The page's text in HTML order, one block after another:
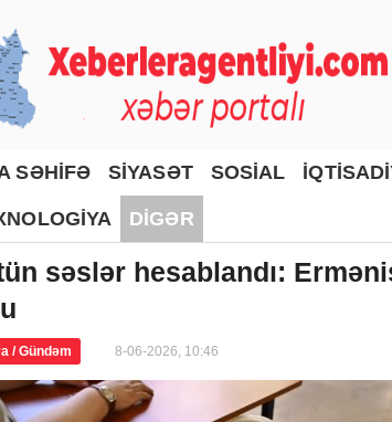
SƏHİFƏ SİYASƏT SOSİAL
DİGƏR
səslər hesablandı:
/ Gündəm 8-06-2026, 10:46